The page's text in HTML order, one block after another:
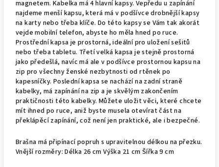
magnetem. Kabelka má 4 hlavní kapsy. Vepředu u zapínání
najdeme menší kapsu, která má v podšívce drobnější kapsy
na karty nebo třeba klíče. Do této kapsy se Vám tak akorát
vejde mobilní telefon, abyste ho měla hned po ruce.
Prostřední kapsa je prostorná, ideální pro uložení sešitů
nebo třeba tabletu. Třetí velká kapsa je stejně prostorná
jako předešlá, navíc má ale v podšívce prostornou kapsu na
zip pro všechny ženské nezbytnosti od rtěnek po
kapesníčky. Poslední kapsa se nachází na zadní straně
kabelky, má zapínání na zip a je skvělým zakončením
praktičnosti této kabelky. Můžete uložit věci, které chcete
mít ihned po ruce, aniž byste musela otevírat část na
překlápěcí zapínání, což není jen praktické, ale i bezpečné.
Brašna má připínací popruh s upravitelnou délkou na přezku.
Vnější rozměry: Délka 26 cm Výška 21 cm Šířka 9 cm